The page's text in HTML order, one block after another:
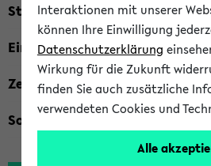
Studienfach
Einrichtung
Zeiten
Sonstiges
Interaktionen mit unserer
können Ihre Einwilligung
Datenschutzerklärung
Wirkung für die Zukunft
finden Sie auch zusätzliche
verwendeten Cookies und
Alle